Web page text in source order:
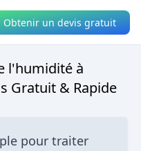
Obtenir un devis gratuit
l'humidité à
Gratuit & Rapide
pour traiter